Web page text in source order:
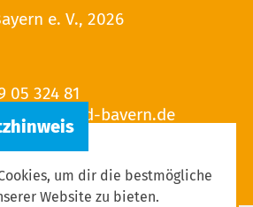
e. V., 2026
05 324 81
um dir die bestmögliche
Website zu bieten.